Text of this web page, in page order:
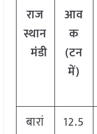
राज
स्थान
मंडी
आव
क
(टन
में)
बारां 12.5